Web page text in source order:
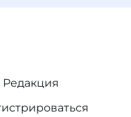
Редакция